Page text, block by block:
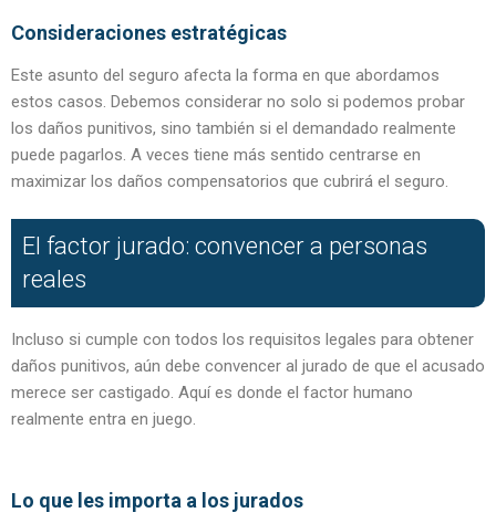
Consideraciones estratégicas
Este asunto del seguro afecta la forma en que abordamos
estos casos. Debemos considerar no solo si podemos probar
los daños punitivos, sino también si el demandado realmente
puede pagarlos. A veces tiene más sentido centrarse en
maximizar los daños compensatorios que cubrirá el seguro.
El factor jurado: convencer a personas
reales
Incluso si cumple con todos los requisitos legales para obtener
daños punitivos, aún debe convencer al jurado de que el acusado
merece ser castigado. Aquí es donde el factor humano
realmente entra en juego.
Lo que les importa a los jurados